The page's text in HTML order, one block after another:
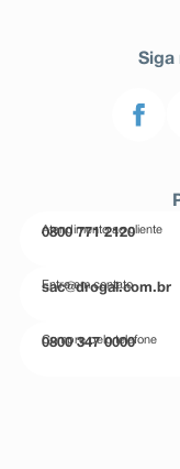
Siga
Atendimento ao cliente
0800 771 2120
Entre em contato
sac@drogal.com.br
Compre pelo telefone
0800 347 0000